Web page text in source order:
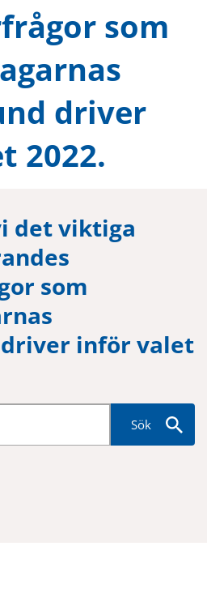
som
driver
2022.
det viktiga
som
inför valet
Sök